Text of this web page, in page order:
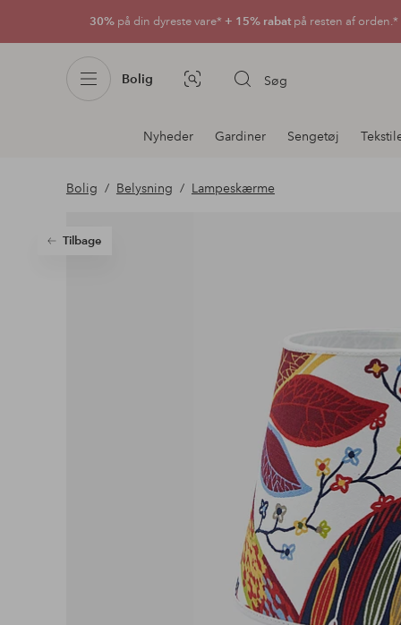
30% på din dyreste vare* + 15% rabatpå resten af orden.*
Bolig Billedsøgning Søg
Afdelningsnavigation
Nyheder Gardiner Sengetøj
Bolig Belysning Lampeskærme
Tilbage